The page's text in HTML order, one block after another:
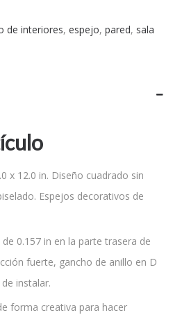
de interiores, espejo, pared, sala
x 12.0 in. Diseño cuadrado sin
Espejos decorativos de
0.157 in en la parte trasera de
fuerte, gancho de anillo en D
instalar.
forma creativa para hacer